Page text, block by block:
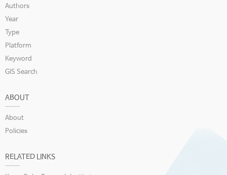
Authors
Year
Type
Platform
Keyword
GIS Search
ABOUT
About
Policies
RELATED LINKS